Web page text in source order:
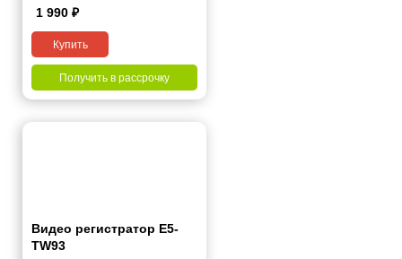
1 990 ₽
Купить
Получить в рассрочку
Видео регистратор Е5-
ТW93